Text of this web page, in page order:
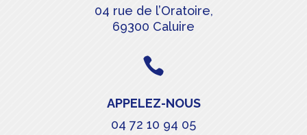
04 rue de l’Oratoire,
69300 Caluire

APPELEZ-NOUS
04 72 10 94 05